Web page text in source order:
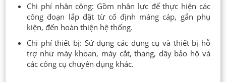
Chi phí nhân công: Gồm nhân lực để thực hiện các
công đoạn lắp đặt từ cố định máng cáp, gắn phụ
kiện, đến hoàn thiện hệ thống.
Chi phí thiết bị: Sử dụng các dụng cụ và thiết bị hỗ
trợ như máy khoan, máy cắt, thang, dây bảo hộ và
các công cụ chuyên dụng khác.